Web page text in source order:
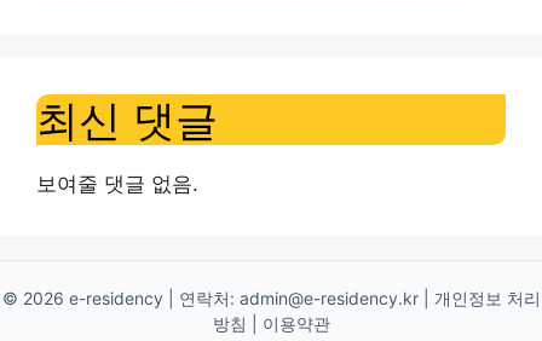
최신 댓글
보여줄 댓글 없음.
© 2026 e-residency | 연락처: admin@e-residency.kr| 개인정보 처리
방침
이용약관